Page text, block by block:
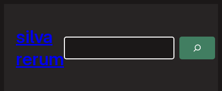
silva
rerum